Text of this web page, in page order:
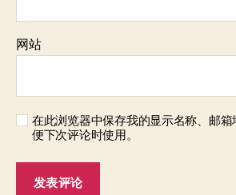
网站
在此浏览器中保存我的显示名称、邮
便下次评论时使用。